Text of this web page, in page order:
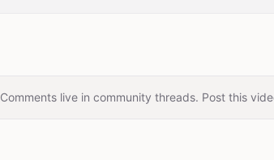
Comments live in community threads. Post this